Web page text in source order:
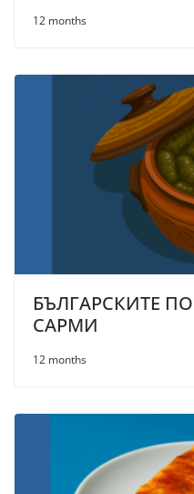
12 months
БЪЛГАРСКИТЕ
САРМИ
12 months